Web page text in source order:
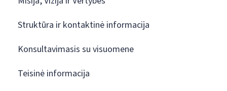
Struktūra ir kontaktinė informacija
Konsultavimasis su visuomene
Teisinė informacija